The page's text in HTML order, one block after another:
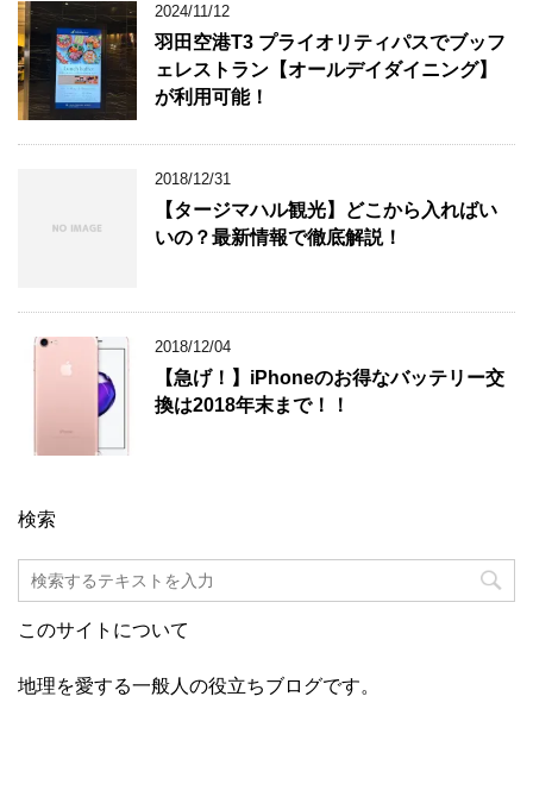
2024/11/12
羽田空港T3 プライオリティパスでブッフ
ェレストラン【オールデイダイニング】
が利用可能！
2018/12/31
【タージマハル観光】どこから入ればい
いの？最新情報で徹底解説！
2018/12/04
【急げ！】iPhoneのお得なバッテリー交
換は2018年末まで！！
検索
このサイトについて
地理を愛する一般人の役立ちブログです。